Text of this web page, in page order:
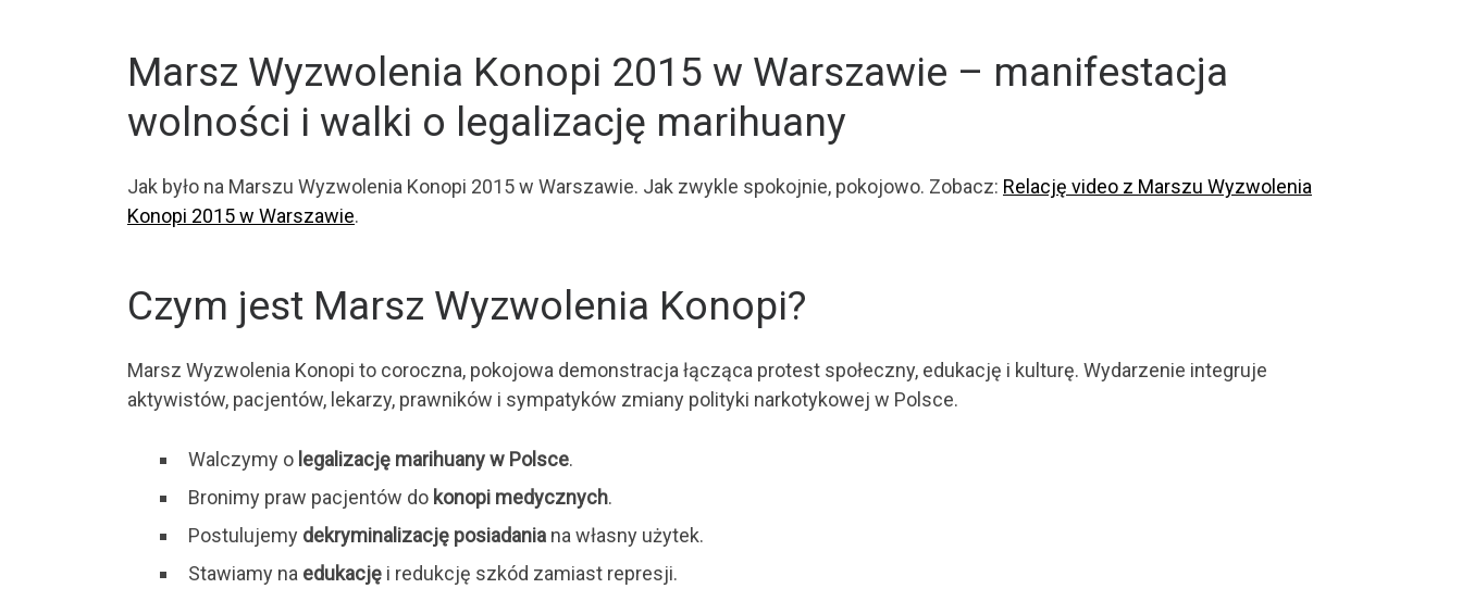
Marsz Wyzwolenia Konopi 2015 w Warszawie – manifestacja
wolności i walki o legalizację marihuany
Jak było na Marszu Wyzwolenia Konopi 2015 w Warszawie. Jak zwykle spokojnie, pokojowo. Zobacz: Relację video z Marszu Wyzwolenia
Konopi 2015 w Warszawie.
Czym jest Marsz Wyzwolenia Konopi?
Marsz Wyzwolenia Konopi to coroczna, pokojowa demonstracja łącząca protest społeczny, edukację i kulturę. Wydarzenie integruje
aktywistów, pacjentów, lekarzy, prawników i sympatyków zmiany polityki narkotykowej w Polsce.
Walczymy o legalizację marihuany w Polsce.
Bronimy praw pacjentów do konopi medycznych.
Postulujemy dekryminalizację posiadania na własny użytek.
Stawiamy na edukację i redukcję szkód zamiast represji.